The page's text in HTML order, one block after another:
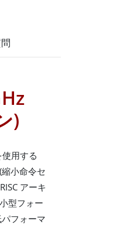
)
用する
小命令セ
アーキ
型フォー
フォーマ